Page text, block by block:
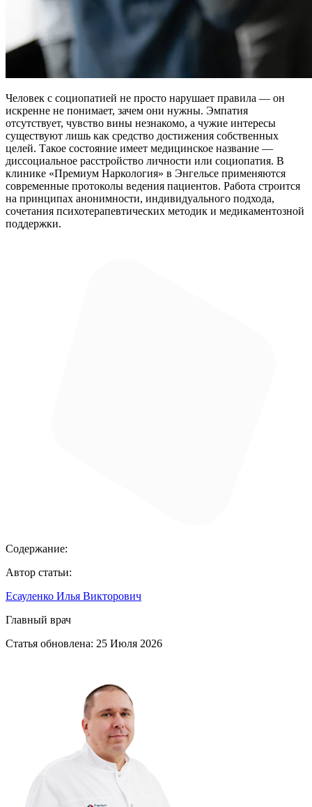
Человек с социопатией не просто нарушает правила — он
искренне не понимает, зачем они нужны. Эмпатия
отсутствует, чувство вины незнакомо, а чужие интересы
существуют лишь как средство достижения собственных
целей. Такое состояние имеет медицинское название —
диссоциальное расстройство личности или социопатия. В
клинике «Премиум Наркология» в Энгельсе применяются
современные протоколы ведения пациентов. Работа строится
на принципах анонимности, индивидуального подхода,
сочетания психотерапевтических методик и медикаментозной
поддержки.
Содержание:
Автор статьи:
Есауленко Илья Викторович
Главный врач
Статья обновлена: 25 Июля 2026